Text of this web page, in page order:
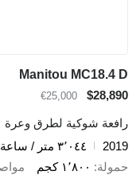
Manitou MC18.4 D
$28,890
€25,000
رافعة شوكية لطرق وعرة
2019
٣٬٠٤٤ متر / ساعة
حمولة
١٬٨٠٠ كجم